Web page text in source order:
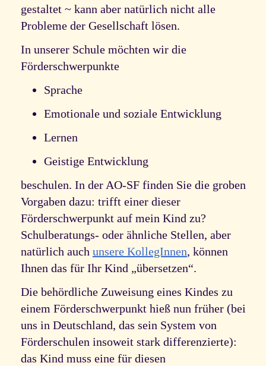
gestaltet ~ kann aber natürlich nicht alle
Probleme der Gesellschaft lösen.
In unserer Schule möchten wir die
Förderschwerpunkte
Sprache
Emotionale und soziale Entwicklung
Lernen
Geistige Entwicklung
beschulen. In der AO-SF finden Sie die groben
Vorgaben dazu: trifft einer dieser
Förderschwerpunkt auf mein Kind zu?
Schulberatungs- oder ähnliche Stellen, aber
natürlich auch unsere KollegInnen, können
Ihnen das für Ihr Kind „übersetzen“.
Die behördliche Zuweisung eines Kindes zu
einem Förderschwerpunkt hieß nun früher (bei
uns in Deutschland, das sein System von
Förderschulen insoweit stark differenzierte):
das Kind muss eine für diesen